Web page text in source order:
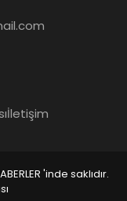
İletişim
'inde saklıdır.